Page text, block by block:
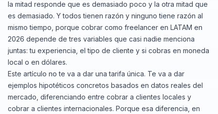
la mitad responde que es demasiado poco y la otra mitad que
es demasiado. Y todos tienen razón y ninguno tiene razón al
mismo tiempo, porque cobrar como freelancer en LATAM en
2026 depende de tres variables que casi nadie menciona
juntas: tu experiencia, el tipo de cliente y si cobras en moneda
local o en dólares.
Este artículo no te va a dar una tarifa única. Te va a dar
ejemplos hipotéticos concretos basados en datos reales del
mercado, diferenciando entre cobrar a clientes locales y
cobrar a clientes internacionales. Porque esa diferencia, en